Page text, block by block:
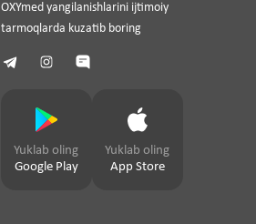
OXYmed yangilanishlarini ijtimoiy
tarmoqlarda kuzatib boring
Yuklab oling
Google Play
Yuklab oling
App Store